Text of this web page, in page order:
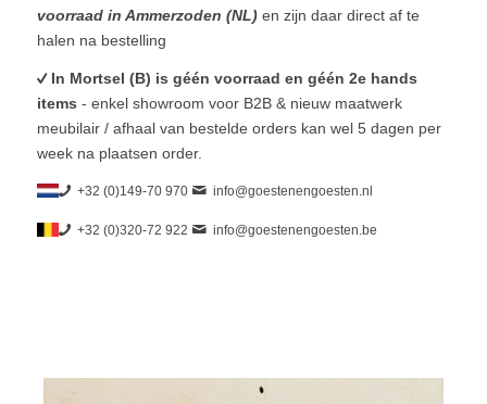
voorraad in Ammerzoden (NL)en zijn daar direct af te
halen na bestelling
In Mortsel (B) is géén voorraad en géén 2e hands
items - enkel showroom voor B2B & nieuw maatwerk
meubilair / afhaal van bestelde orders kan wel 5 dagen per
week na plaatsen order.
+32 (0)149-70 970 info@goestenengoesten.nl
+32 (0)320-72 922 info@goestenengoesten.be